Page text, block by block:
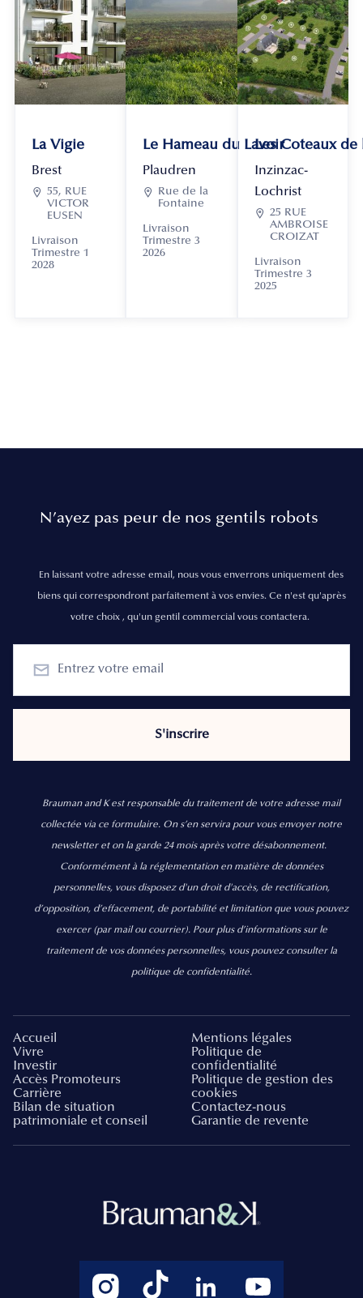
La Vigie
Brest
 55, RUE
VICTOR
EUSEN
Livraison
Trimestre 1
2028
Le Hameau du Lavoir
Plaudren

Rue de la
Fontaine
Livraison
Trimestre 3
2026
Les Coteaux
Inzinzac-
Lochrist
 25 RUE
AMBROISE
CROIZAT
Livraison
Trimestre 3
2025
N’ayez pas peur de nos gentils robots
En laissant votre adresse email, nous vous enverrons uniquement des
biens qui correspondront parfaitement à vos envies. Ce n'est qu'après
votre choix , qu'un gentil commercial vous contactera.
Brauman and K est responsable du traitement de votre adresse mail
collectée via ce formulaire. On s’en servira pour vous envoyer notre
newsletter et on la garde 24 mois après votre désabonnement.
Conformément à la réglementation en matière de données
personnelles, vous disposez d'un droit d'accès, de rectification,
d’opposition, d’effacement, de portabilité et limitation que vous pouvez
exercer (par mail ou courrier). Pour plus d’informations sur le
traitement de vos données personnelles, vous pouvez consulter la
politique de confidentialité.
Accueil
Vivre
Investir
Accès Promoteurs
Carrière
Bilan de situation
patrimoniale et conseil
Mentions légales
Politique de
confidentialité
Politique de gestion des
cookies
Contactez-nous
Garantie de revente